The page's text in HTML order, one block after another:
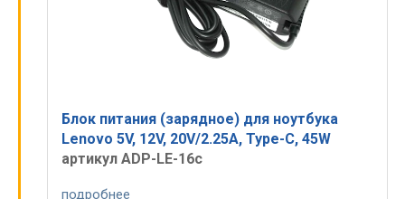
Блок питания (зарядное) для ноутбука
Lenovo 5V, 12V, 20V/2.25A, Type-C, 45W
артикул ADP-LE-16c
подробнее